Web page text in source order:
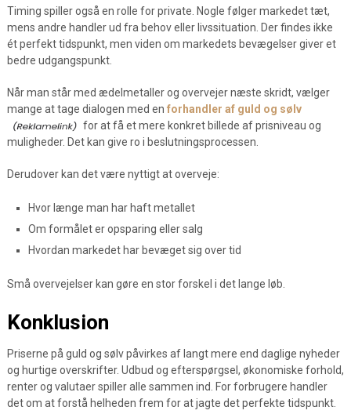
Timing spiller også en rolle for private. Nogle følger markedet tæt,
mens andre handler ud fra behov eller livssituation. Der findes ikke
ét perfekt tidspunkt, men viden om markedets bevægelser giver et
bedre udgangspunkt.
Når man står med ædelmetaller og overvejer næste skridt, vælger
mange at tage dialogen med en forhandler af guld og sølv
for at få et mere konkret billede af prisniveau og
muligheder. Det kan give ro i beslutningsprocessen.
Derudover kan det være nyttigt at overveje:
Hvor længe man har haft metallet
Om formålet er opsparing eller salg
Hvordan markedet har bevæget sig over tid
Små overvejelser kan gøre en stor forskel i det lange løb.
Konklusion
Priserne på guld og sølv påvirkes af langt mere end daglige nyheder
og hurtige overskrifter. Udbud og efterspørgsel, økonomiske forhold,
renter og valutaer spiller alle sammen ind. For forbrugere handler
det om at forstå helheden frem for at jagte det perfekte tidspunkt.